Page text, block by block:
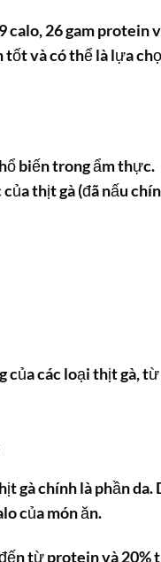
calo, 26 gam protein
tốt và có thể là lựa
biến trong ẩm thực.
thịt gà (đã nấu
của các loại thịt gà,
gà chính là phần da.
của món ăn.
từ protein và 20%